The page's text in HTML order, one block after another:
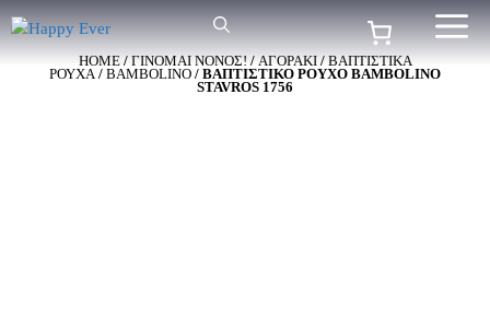
Μετάβαση
σε
περιεχόμενοHOME/ΓΙΝΟΜΑΙ ΝΟΝΟΣ!/ΑΓΟΡΑΚΙ/ΒΑΠΤΙΣΤΙΚΑ
ΡΟΥΧΑ/ BAMBOLINO / ΒΑΠΤΙΣΤΙΚΌ ΡΟΎΧΟ BAMBOLINO
STAVROS 1756